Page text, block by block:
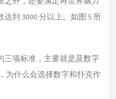
到 3000 分以上。如图 5 所
三项标准，主要就是及数字
为什么会选择数字和扑克作